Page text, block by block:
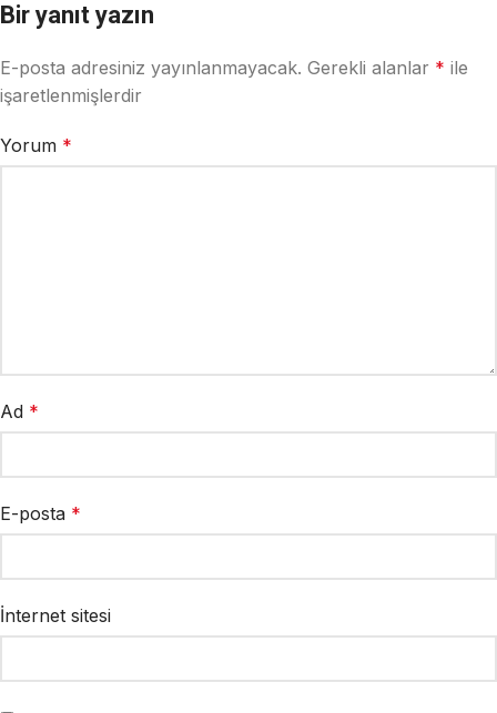
Bir yanıt yazın
E-posta adresiniz yayınlanmayacak. Gerekli alanlar * ile
işaretlenmişlerdir
Yorum *
Ad *
E-posta *
İnternet sitesi